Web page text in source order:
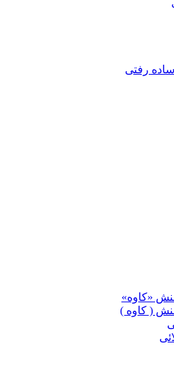
رفتی
«کاوه»
( کاوه )